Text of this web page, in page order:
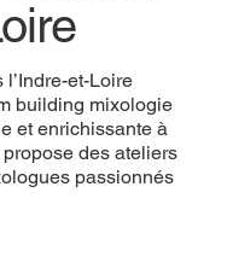
et-Loire
building mixologie
et enrichissante à
des ateliers
passionnés